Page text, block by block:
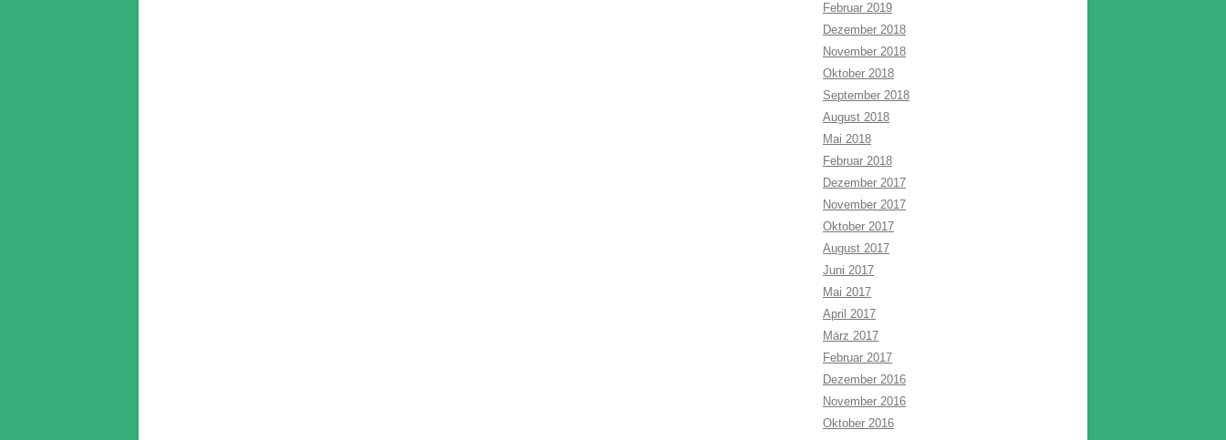
Februar 2019
Dezember 2018
November 2018
Oktober 2018
September 2018
August 2018
Mai 2018
Februar 2018
Dezember 2017
November 2017
Oktober 2017
August 2017
Juni 2017
Mai 2017
April 2017
März 2017
Februar 2017
Dezember 2016
November 2016
Oktober 2016